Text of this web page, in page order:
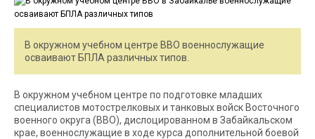
В окружном учебном центре ВВО военнослужащие
осваивают БПЛА различных типов.
В окружном учебном центре по подготовке младших
специалистов мотострелковых и танковых войск Восточного
военного округа (ВВО), дислоцированном в Забайкальском
крае, военнослужащие в ходе курса дополнительной боевой